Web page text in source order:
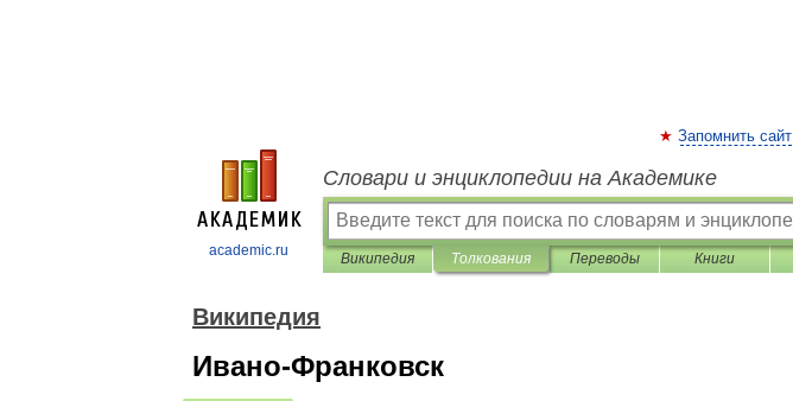
academic.ru
Запомнить сайт
Словари и энциклопедии на Академике
Википедия Толкования Переводы Книги
Википедия
Ивано-Франковск